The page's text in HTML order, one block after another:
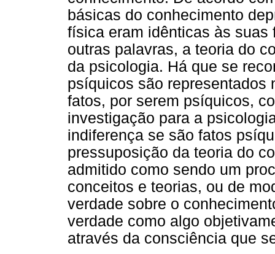
básicas do conhecimento
física eram idênticas às
outras palavras, a teoria do
da psicologia. Há que se
psíquicos são representados
fatos, por serem psíquicos,
investigação para a
indiferença se são fatos
pressuposição da teoria do
admitido como sendo um
conceitos e teorias, ou de
verdade sobre o
verdade como algo
através da consciência que